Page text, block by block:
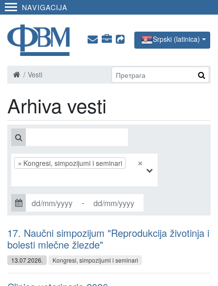
NAVIGACIJA
Srpski (latinica)
Vesti
Arhiva vesti
×
× Kongresi, simpozijumi i seminari
-
17. Naučni simpozijum "Reprodukcija životinja i
bolesti mlečne žlezde"
13.07.2026. Kongresi, simpozijumi i seminari